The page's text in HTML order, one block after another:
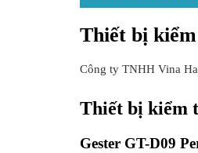
Thiết bị
Công ty TNHH Vina
Thiết bị kiểm
Gester GT-D09